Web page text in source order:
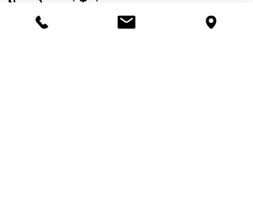
Νοσηλευτικά Τμήματα
Χειμερινό ωράριο: 11.00-13.00
17.30-19.30